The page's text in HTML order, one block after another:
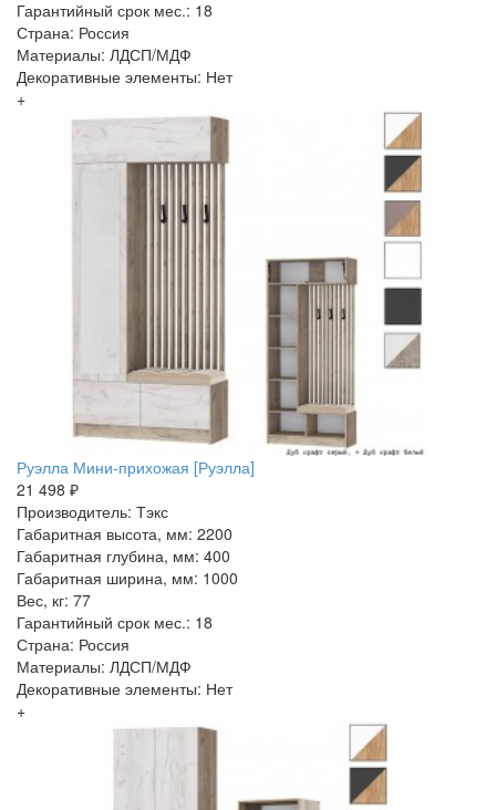
Гарантийный срок мес.: 18
Страна: Россия
Материалы: ЛДСП/МДФ
Декоративные элементы: Нет
+
Руэлла Мини-прихожая [Руэлла]
21 498 ₽
Производитель: Тэкс
Габаритная высота, мм: 2200
Габаритная глубина, мм: 400
Габаритная ширина, мм: 1000
Вес, кг: 77
Гарантийный срок мес.: 18
Страна: Россия
Материалы: ЛДСП/МДФ
Декоративные элементы: Нет
+